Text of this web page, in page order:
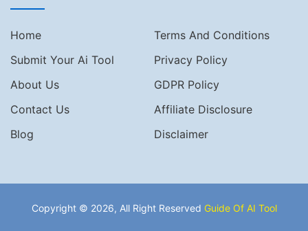
Home
Terms And Conditions
Submit Your Ai Tool
Privacy Policy
About Us
GDPR Policy
Contact Us
Affiliate Disclosure
Blog
Disclaimer
Copyright © 2026, All Right Reserved Guide Of AI Tool